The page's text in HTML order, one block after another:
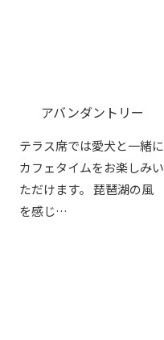
アバンダントリー
テラス席では愛犬と一緒に
カフェタイムをお楽しみい
ただけます。 琵琶湖の風
を感じ…